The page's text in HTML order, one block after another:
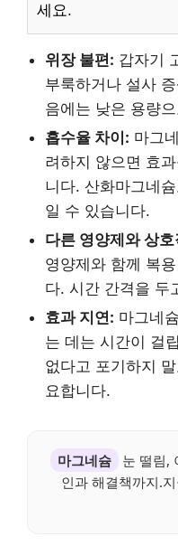
세요.
위장 불편: 갑자기
부룩하거나 설사
음에는 낮은 용량
흡수율 차이: 마그
려하지 않으면 효
니다. 산화마그네
일 수 있습니다.
다른 영양제와 상호
영양제와 함께 복
다. 시간 간격을 두
효과 지연: 마그네
는 데는 시간이 걸
없다고 포기하지
요합니다.
마그네슘
눈 떨림,
인과 해결책까지.